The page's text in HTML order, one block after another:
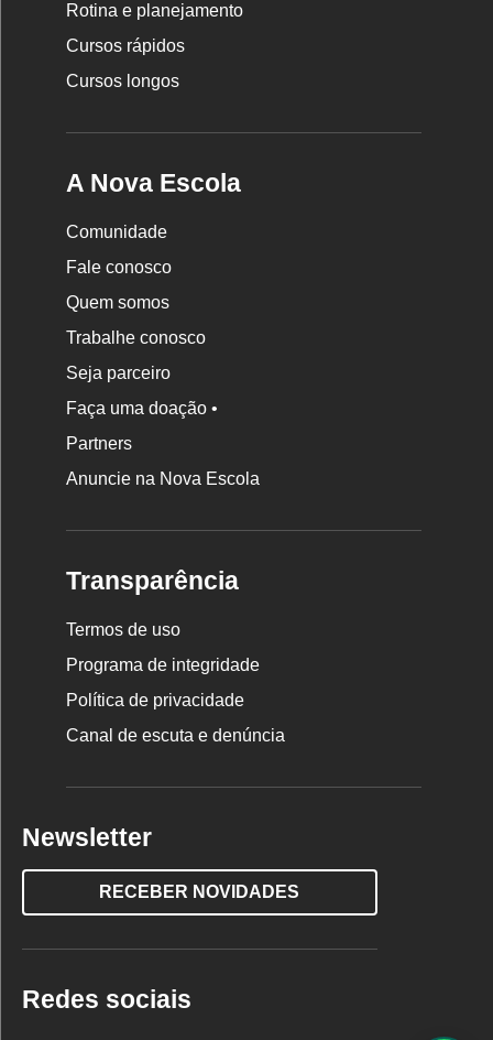
Rotina e planejamento
Cursos rápidos
Cursos longos
A Nova Escola
Comunidade
Fale conosco
Quem somos
Trabalhe conosco
Seja parceiro
Faça uma doação •
Partners
Anuncie na Nova Escola
Transparência
Termos de uso
Programa de integridade
Política de privacidade
Canal de escuta e denúncia
Newsletter
RECEBER NOVIDADES
Redes sociais